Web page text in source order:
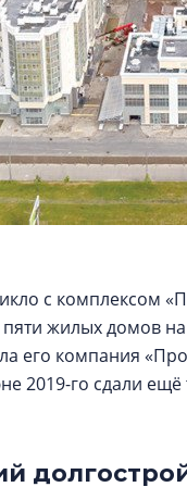
с комплексом
жилых домов
его компания
2019-го сдали